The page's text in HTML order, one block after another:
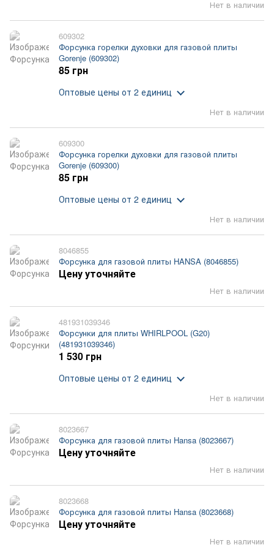
Нет в наличии
609302
Форсунка горелки духовки для газовой плиты
Gorenje (609302)
Нет в наличии
85 грн
Оптовые цены от 2 единиц
609300
Форсунка горелки духовки для газовой плиты
Gorenje (609300)
Нет в наличии
85 грн
Оптовые цены от 2 единиц
8046855
Форсунка для газовой плиты HANSA (8046855)
Нет в наличии
Цену уточняйте
481931039346
Форсунки для плиты WHIRLPOOL (G20)
(481931039346)
Нет в наличии
1 530 грн
Оптовые цены от 2 единиц
8023667
Форсунка для газовой плиты Hansa (8023667)
Нет в наличии
Цену уточняйте
8023668
Форсунка для газовой плиты Hansa (8023668)
Нет в наличии
Цену уточняйте